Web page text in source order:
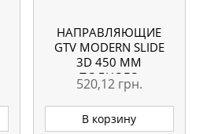
НАПРАВЛЯЮЩИЕ
GTV MODERN SLIDE
3D 450 ММ
ПОЛНОГО
ВЫДВИЖЕНИЯ С
ДОВОДЧИКОМ
520,12 грн.
В корзину